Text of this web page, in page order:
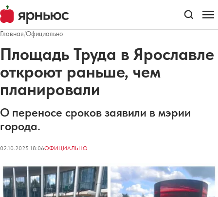
Главная/Официально
Площадь Труда в Ярославле
откроют раньше, чем
планировали
О переносе сроков заявили в мэрии
города.
02.10.2025 18:06ОФИЦИАЛЬНО